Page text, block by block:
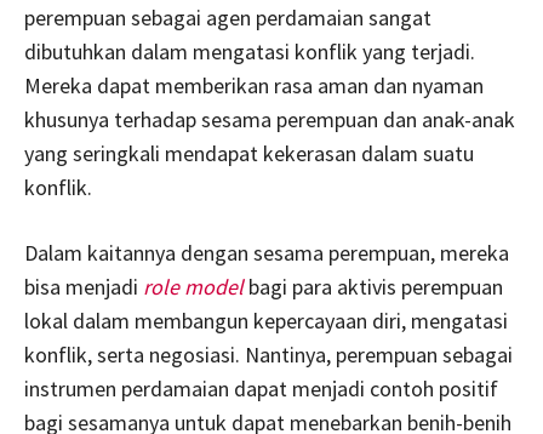
perempuan sebagai agen perdamaian sangat
dibutuhkan dalam mengatasi konflik yang terjadi.
Mereka dapat memberikan rasa aman dan nyaman
khusunya terhadap sesama perempuan dan anak-anak
yang seringkali mendapat kekerasan dalam suatu
konflik.
Dalam kaitannya dengan sesama perempuan, mereka
bisa menjadi role modelbagi para aktivis perempuan
lokal dalam membangun kepercayaan diri, mengatasi
konflik, serta negosiasi. Nantinya, perempuan sebagai
instrumen perdamaian dapat menjadi contoh positif
bagi sesamanya untuk dapat menebarkan benih-benih